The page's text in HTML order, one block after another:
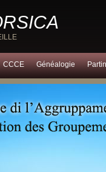
CCCE Généalogie